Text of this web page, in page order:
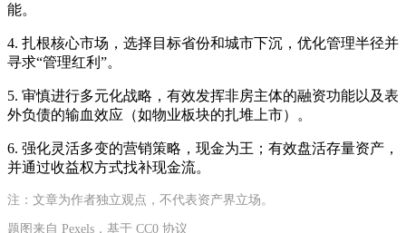
能。
4. 扎根核心市场，选择目标省份和城市下沉，优化管理半径并
寻求“管理红利”。
5. 审慎进行多元化战略，有效发挥非房主体的融资功能以及表
外负债的输血效应（如物业板块的扎堆上市）。
6. 强化灵活多变的营销策略，现金为王；有效盘活存量资产，
并通过收益权方式找补现金流。
注：文章为作者独立观点，不代表资产界立场。
题图来自 Pexels，基于 CC0 协议